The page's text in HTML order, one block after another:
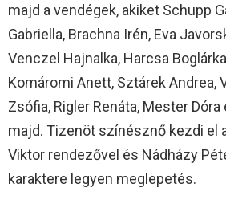
majd a vendégek, akiket Schupp
Gabriella, Brachna Irén, Eva
Venczel Hajnalka, Harcsa
Komáromi Anett, Sztárek Andrea,
Zsófia, Rigler Renáta, Mester
majd. Tizenöt színésznő kezdi el
Viktor rendezővel és Nádházy
karaktere legyen meglepetés.